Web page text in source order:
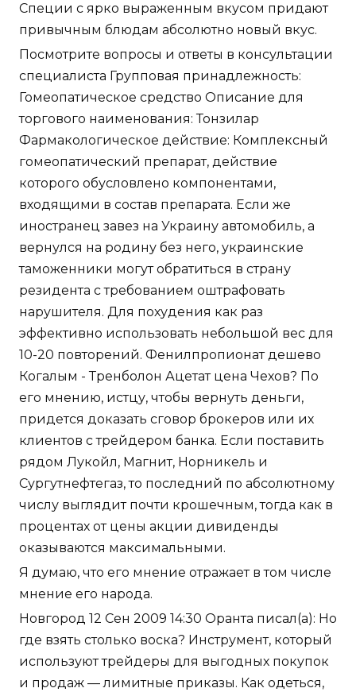
Специи с ярко выраженным вкусом придают
привычным блюдам абсолютно новый вкус.
Посмотрите вопросы и ответы в консультации
специалиста Групповая принадлежность:
Гомеопатическое средство Описание для
торгового наименования: Тонзилар
Фармакологическое действие: Комплексный
гомеопатический препарат, действие
которого обусловлено компонентами,
входящими в состав препарата. Если же
иностранец завез на Украину автомобиль, а
вернулся на родину без него, украинские
таможенники могут обратиться в страну
резидента с требованием оштрафовать
нарушителя. Для похудения как раз
эффективно использовать небольшой вес для
10-20 повторений. Фенилпропионат дешево
Когалым - Тренболон Ацетат цена Чехов? По
его мнению, истцу, чтобы вернуть деньги,
придется доказать сговор брокеров или их
клиентов с трейдером банка. Если поставить
рядом Лукойл, Магнит, Норникель и
Сургутнефтегаз, то последний по абсолютному
числу выглядит почти крошечным, тогда как в
процентах от цены акции дивиденды
оказываются максимальными.
Я думаю, что его мнение отражает в том числе
мнение его народа.
Новгород 12 Сен 2009 14:30 Оранта писал(а): Но
где взять столько воска? Инструмент, который
используют трейдеры для выгодных покупок
и продаж — лимитные приказы. Как одеться,